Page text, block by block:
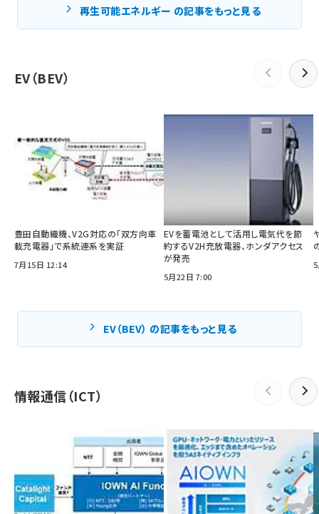
再生可能エネルギー の記事をもっと見る
EV（BEV）
豊田自動織機、V2G対応の「双方向車
載充電器」で系統連系を実証
7月15日 12:14
EVを蓄電池として活用し電気代を節
約するV2H充放電器、ホンダアクセス
が発売
5月22日 7:00
EV（BEV） の記事をもっと見る
情報通信（ICT）